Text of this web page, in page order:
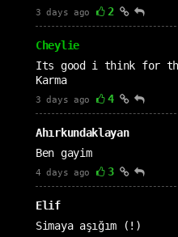
3 days ago 2
Cheylie
Its good i think for
Karma
3 days ago 4
Ahırkundaklayan
Ben gayim
4 days ago 3
Elif
Simaya aşığım (!)